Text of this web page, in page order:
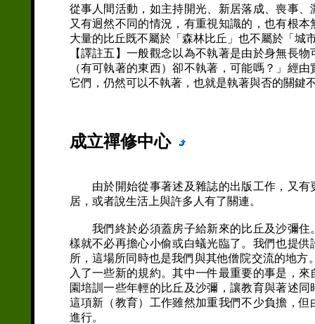
從事人間活動，如主持開光、新居落成、喪事
又有迥然不同的情況，有重視知識的，也有根
大量的比丘既不屬於「森林比丘」也不屬於「城
【譯註五】一般觀念以為不執著是由於身無長
（有可執著的東西）卻不執著，可能嗎？」經
它們，仍然可以不執著，也就是執著與否的關鍵
成立禪修中心
由於開始從事著述及雜誌的出版工作，又有
居，或者說生活上與許多人有了關連。
我們終於必須蓋房子給新來的比丘及沙彌住
樣就不必再擔心小偷或白蟻光臨了。我們也提
所，這場所同時也是我們與其他僧院交流的地
入了一些新的規約。其中一件最重要的事是，
園培訓一些年輕的比丘及沙彌，讓教育與著述
這項新（教育）工作雖然加重我們不少負擔，
進行。